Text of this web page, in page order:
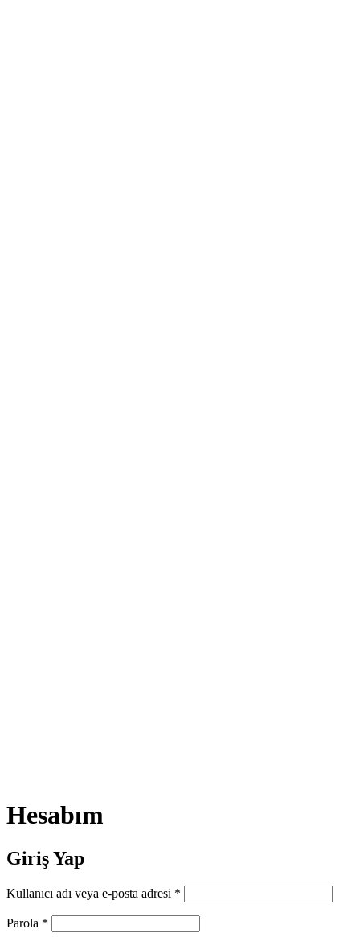
Hesabım
Giriş Yap
Kullanıcı adı veya e-posta adresi *
Parola *